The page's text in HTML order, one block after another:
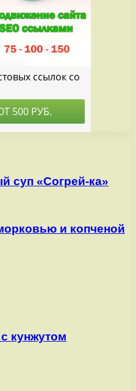
суп «Согрей-ка»
и копченой
кунжутом